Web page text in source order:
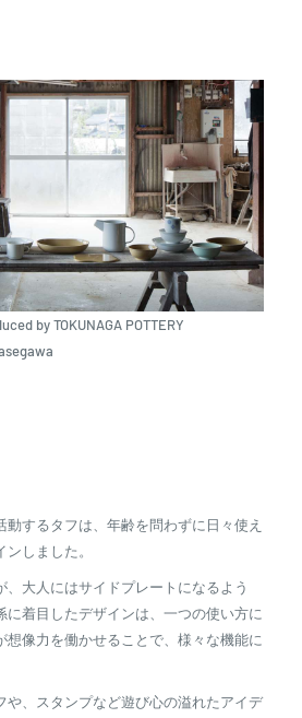
by TOKUNAGA POTTERY
動するタフは、年齢を問わずに日々使え
しました。
、大人にはサイドプレートになるよう
に着目したデザインは、一つの使い方に
想像力を働かせることで、様々な機能に
や、スタンプなど遊び心の溢れたアイデ